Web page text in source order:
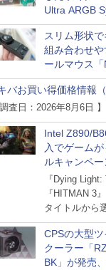
Ultra ARGB
Thermaltake
スリム形状
組み合わせ
ールマウス「
Keychronから
バお買い得価格情報（
査日：2026年8月6日 】
Intel Z890/
入でゲーム
ルキャンペー
『Dying Light:
『HITMAN 3
タイトルから
CPSの大型
クーラー「
BK」が発売